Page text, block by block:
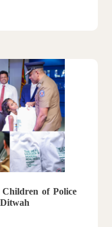
of Police